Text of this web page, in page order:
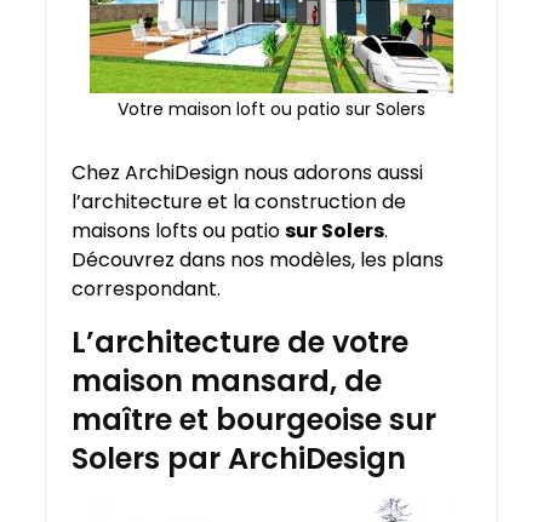
Votre maison loft ou patio sur Solers
Chez ArchiDesign nous adorons aussi
l’architecture et la construction de
maisons lofts ou patiosur Solers.
Découvrez dans nos modèles, les plans
correspondant.
L’architecture de votre
maison mansard, de
maître et bourgeoise sur
Solers par ArchiDesign